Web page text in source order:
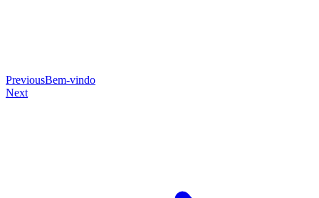
PreviousBem-vindo
Next